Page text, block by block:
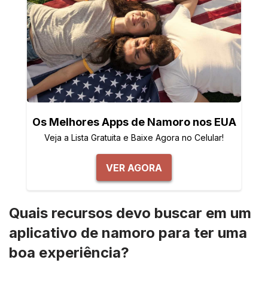
Os Melhores Apps de Namoro nos EUA
Veja a Lista Gratuita e Baixe Agora no Celular!
VER AGORA
Quais recursos devo buscar em um
aplicativo de namoro para ter uma
boa experiência?